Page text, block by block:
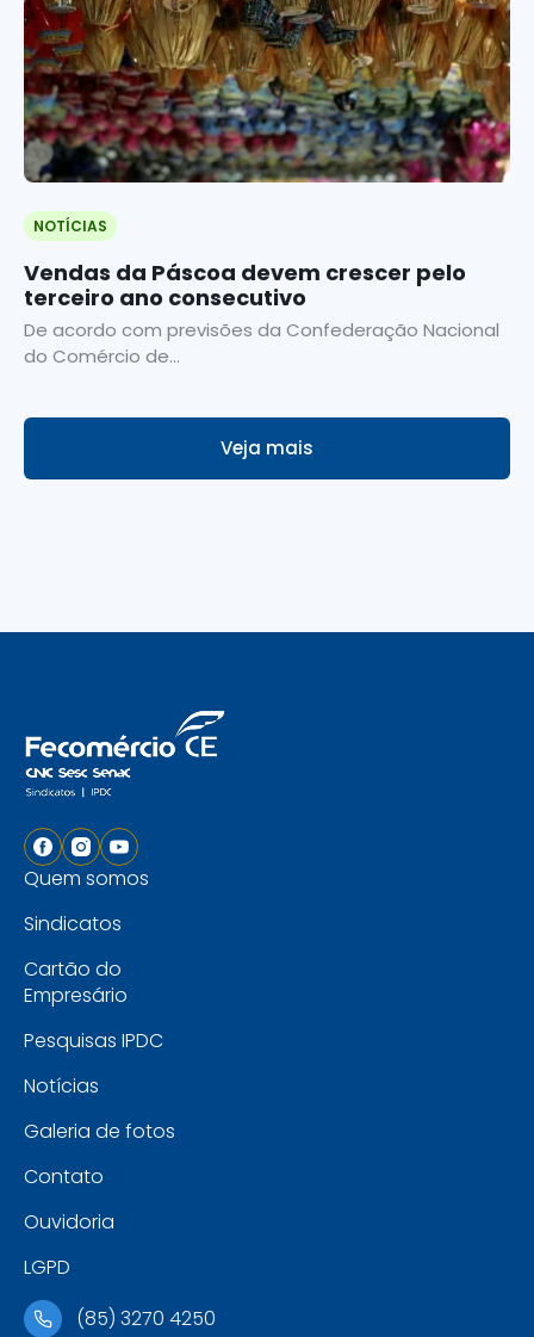
NOTÍCIAS
Vendas da Páscoa devem crescer pelo
terceiro ano consecutivo
De acordo com previsões da Confederação Nacional
do Comércio de...
Veja mais
Quem somos
Sindicatos
Cartão do
Empresário
Pesquisas IPDC
Notícias
Galeria de fotos
Contato
Ouvidoria
LGPD
(85) 3270 4250